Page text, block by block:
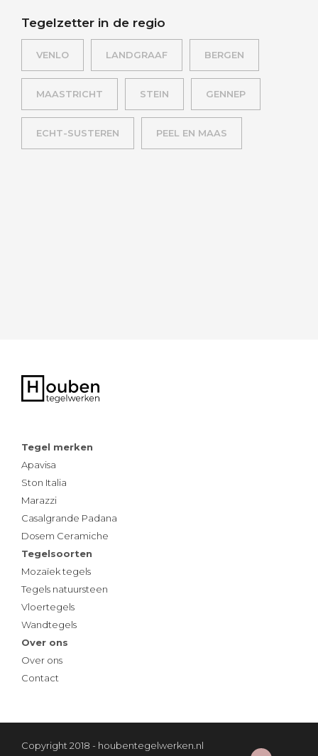
Tegelzetter in de regio
VENLO LANDGRAAF BERGEN
MAASTRICHT STEIN GENNEP
ECHT-SUSTEREN PEEL EN MAAS
Tegel merken
Apavisa
Ston Italia
Marazzi
Casalgrande Padana
Dosem Ceramiche
Tegelsoorten
Mozaïek tegels
Tegels natuursteen
Vloertegels
Wandtegels
Over ons
Over ons
Contact
Copyright 2018 - houbentegelwerken.nl